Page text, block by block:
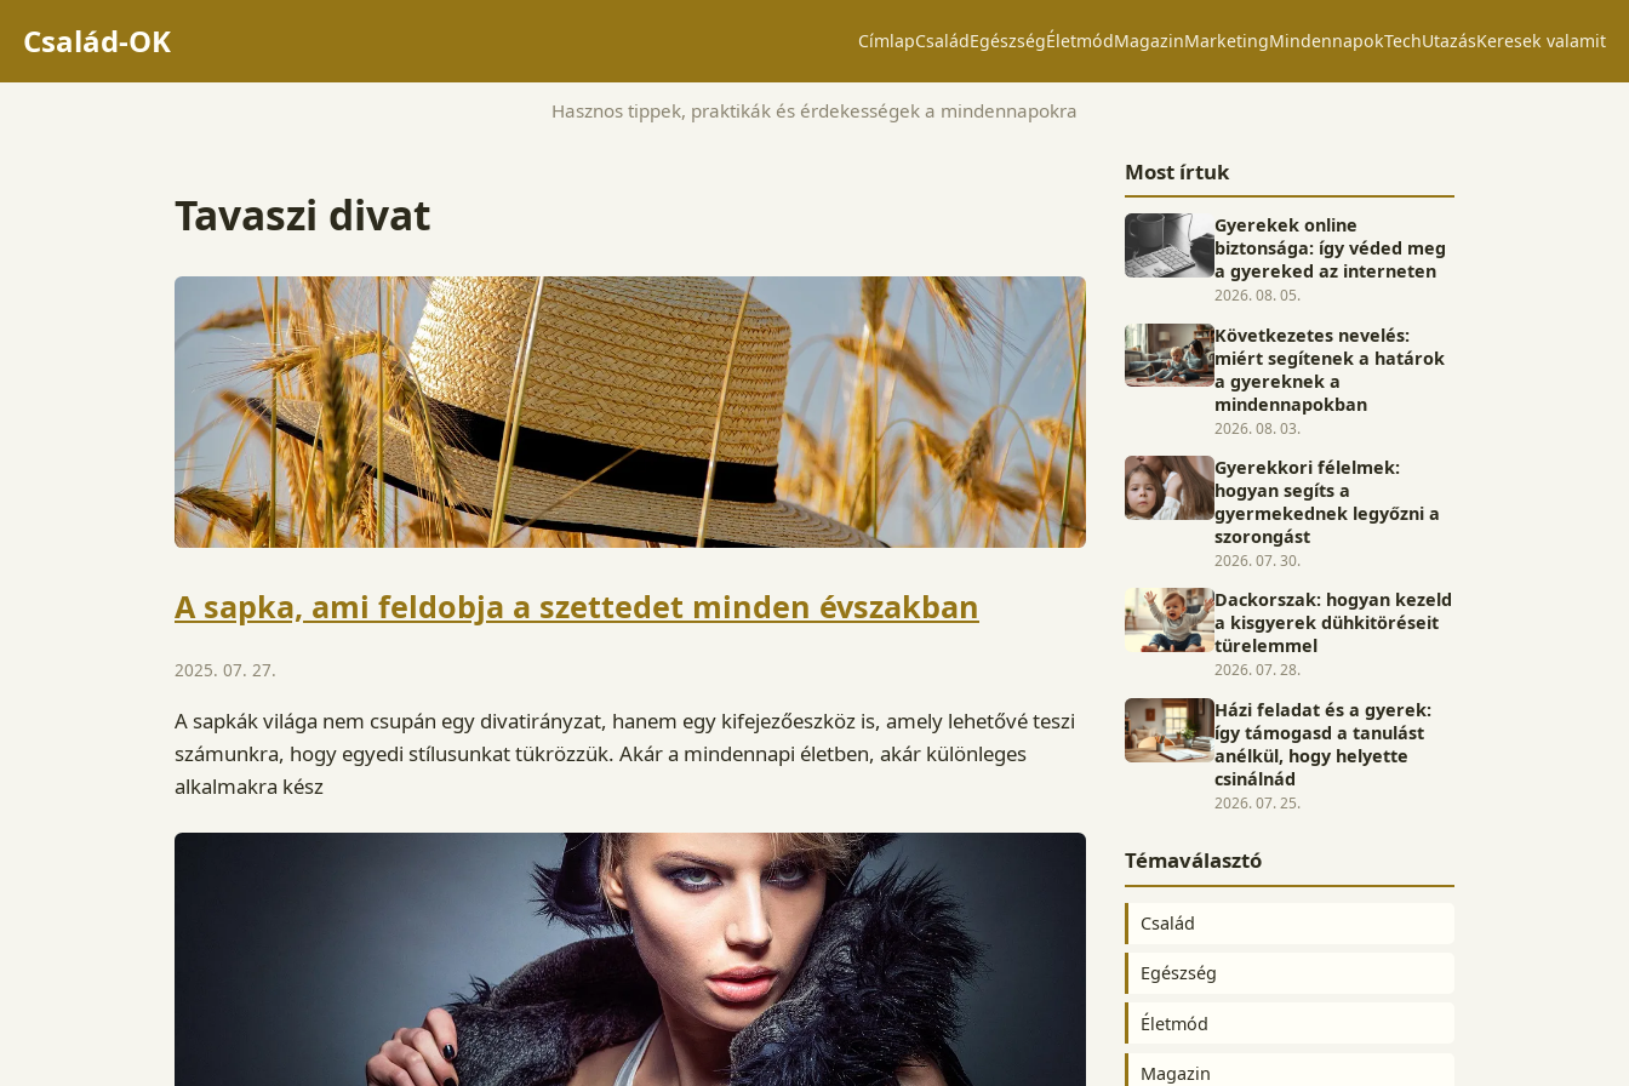
Család-OK CímlapCsaládEgészségÉletmódMagazinMarketingMindennapokTechUtazásKeresek valamit
Hasznos tippek, praktikák és érdekességek a mindennapokra
Tavaszi divat
A sapka, ami feldobja a szettedet minden évszakban
2025. 07. 27.
A sapkák világa nem csupán egy divatirányzat, hanem egy kifejezőeszköz is, amely lehetővé teszi
számunkra, hogy egyedi stílusunkat tükrözzük. Akár a mindennapi életben, akár különleges
alkalmakra kész
Most írtuk
Gyerekek online
biztonsága: így véded meg
a gyereked az interneten
2026. 08. 05.
Következetes nevelés:
miért segítenek a határok
a gyereknek a
mindennapokban
2026. 08. 03.
Gyerekkori félelmek:
hogyan segíts a
gyermekednek legyőzni a
szorongást
2026. 07. 30.
Dackorszak: hogyan kezeld
a kisgyerek dühkitöréseit
türelemmel
2026. 07. 28.
Házi feladat és a gyerek:
így támogasd a tanulást
anélkül, hogy helyette
csinálnád
2026. 07. 25.
Témaválasztó
Család
Egészség
Életmód
Magazin